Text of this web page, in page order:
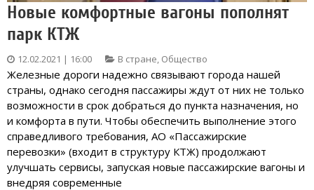
Новые комфортные вагоны пополнят
парк КТЖ
12.02.2021 | 16:00 В стране, Общество
Железные дороги надежно связывают города нашей
страны, однако сегодня пассажиры ждут от них не только
возможности в срок добраться до пункта назначения, но
и комфорта в пути. Чтобы обеспечить выполнение этого
справедливого требования, АО «Пассажирские
перевозки» (входит в структуру КТЖ) продолжают
улучшать сервисы, запуская новые пассажирские вагоны и
внедряя современные